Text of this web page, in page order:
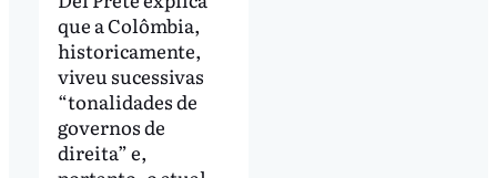
que a Colômbia,
historicamente,
viveu sucessivas
“tonalidades de
governos de
direita” e,